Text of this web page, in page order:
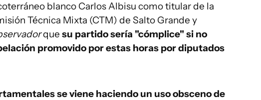
blanco Carlos Albisu como titular de la
Técnica Mixta (CTM) de Salto Grande y
que su partido sería "cómplice" si no
promovido por estas horas por diputados
se viene haciendo un uso obsceno de